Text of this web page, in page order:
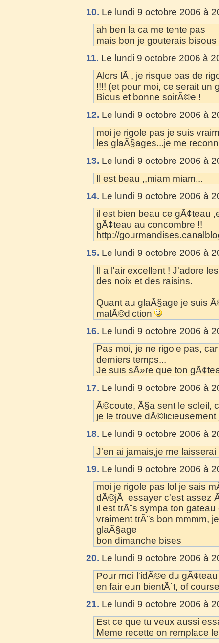
10. Le lundi 9 octobre 2006 à
ah ben la ca me tente pas
mais bon je gouterais bisous
11. Le lundi 9 octobre 2006 à
Alors lÃ , je risque pas de
!!!! (et pour moi, ce serait un
Bious et bonne soirÃ©e !
12. Le lundi 9 octobre 2006 à
moi je rigole pas je suis
les glaÃ§ages...je me
13. Le lundi 9 octobre 2006 à
Il est beau ,,miam miam...
14. Le lundi 9 octobre 2006 à
il est bien beau ce gÃ¢teau
gÃ¢teau au concombre !!
http://
15. Le lundi 9 octobre 2006 à
Il a l'air excellent ! J'adore
des noix et des raisins.
Quant au glaÃ§age je suis
malÃ©diction
16. Le lundi 9 octobre 2006 à
Pas moi, je ne rigole pas,
derniers temps...
Je suis sÃ»re que ton
17. Le lundi 9 octobre 2006 à
Ã©coute, Ã§a sent le soleil,
je le trouve dÃ©licieusement
18. Le lundi 9 octobre 2006 à
J'en ai jamais,je me laisserai
19. Le lundi 9 octobre 2006 à
moi je rigole pas lol je sais
dÃ©jÃ essayer c'est assez
il est trÃ¨s sympa ton
vraiment trÃ¨s bon mmmm,
glaÃ§age
bon dimanche bises
20. Le lundi 9 octobre 2006 à
Pour moi l'idÃ©e du
en fair eun bientÃ´t, of
21. Le lundi 9 octobre 2006 à
Est ce que tu veux aussi
Meme recette on remplace